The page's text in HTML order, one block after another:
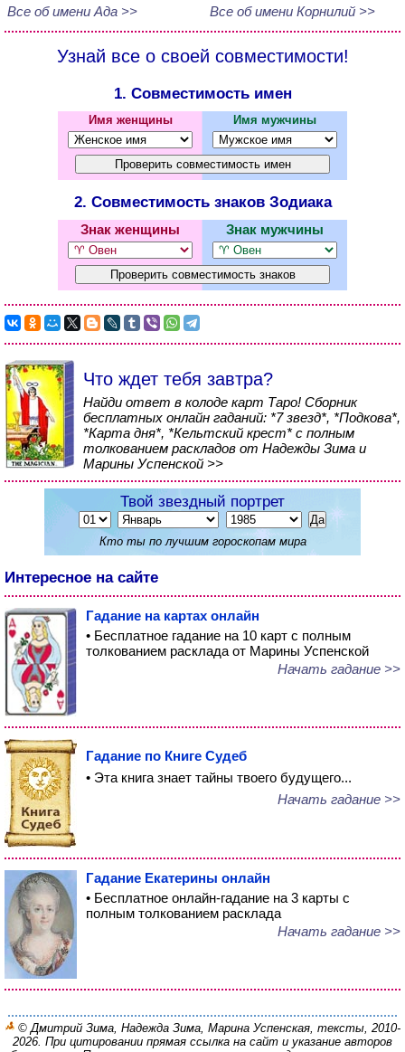
Все об имени Ада >>
Все об имени Корнилий >>
Узнай все о своей совместимости!
1. Совместимость имен
Имя женщины Имя мужчины
2. Совместимость знаков Зодиака
Знак женщины Знак мужчины
Что ждет тебя завтра?
Найди ответ в колоде карт Таро! Сборник
бесплатных онлайн гаданий: *7 звезд*, *Подкова*,
*Карта дня*, *Кельтский крест* с полным
толкованием раскладов от Надежды Зима и
Марины Успенской >>
Твой звездный портрет
Кто ты по лучшим гороскопам мира
Интересное на сайте
Гадание на картах онлайн
• Бесплатное гадание на 10 карт с полным
толкованием расклада от Марины Успенской
Начать гадание >>
Гадание по Книге Судеб
• Эта книга знает тайны твоего будущего...
Начать гадание >>
Гадание Екатерины онлайн
• Бесплатное онлайн-гадание на 3 карты с
полным толкованием расклада
Начать гадание >>
© Дмитрий Зима, Надежда Зима, Марина Успенская, тексты, 2010-
2026. При цитировании прямая ссылка на сайт и указание авторов